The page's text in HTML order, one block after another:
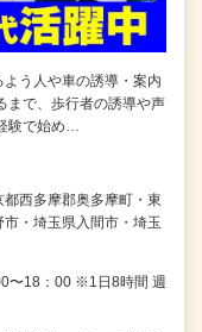
う人や車の誘導・案内
まで、歩行者の誘導や声
験で始め…
西多摩郡奥多摩町・東
・埼玉県入間市・埼玉
〜18：00 ※1日8時間 週